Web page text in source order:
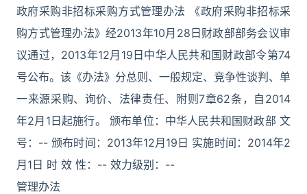
政府采购非招标采购方式管理办法 《政府采购非招标采
购方式管理办法》经2013年10月28日财政部部务会议审
议通过，2013年12月19日中华人民共和国财政部令第74
号公布。该《办法》分总则、一般规定、竞争性谈判、单
一来源采购、询价、法律责任、附则7章62条，自2014
年2月1日起施行。 颁布单位：中华人民共和国财政部 文
号：-- 颁布时间：2013年12月19日 实施时间：2014年2
月1日 时 效 性：-- 效力级别：--
管理办法